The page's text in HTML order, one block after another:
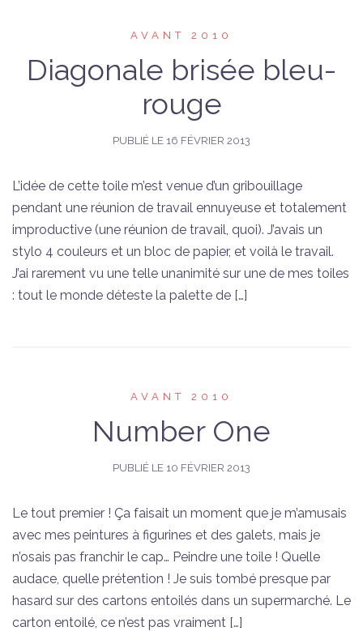
AVANT 2010
Diagonale brisée bleu-
rouge
PUBLIÉ LE 16 FÉVRIER 2013
L’idée de cette toile m’est venue d’un gribouillage
pendant une réunion de travail ennuyeuse et totalement
improductive (une réunion de travail, quoi). J’avais un
stylo 4 couleurs et un bloc de papier, et voilà le travail.
J’ai rarement vu une telle unanimité sur une de mes toiles
: tout le monde déteste la palette de […]
AVANT 2010
Number One
PUBLIÉ LE 10 FÉVRIER 2013
Le tout premier ! Ça faisait un moment que je m’amusais
avec mes peintures à figurines et des galets, mais je
n’osais pas franchir le cap… Peindre une toile ! Quelle
audace, quelle prétention ! Je suis tombé presque par
hasard sur des cartons entoilés dans un supermarché. Le
carton entoilé, ce n’est pas vraiment […]